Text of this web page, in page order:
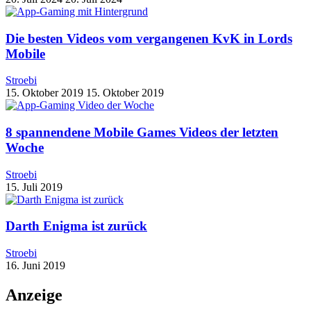
Die besten Videos vom vergangenen KvK in Lords
Mobile
Stroebi
15. Oktober 2019 15. Oktober 2019
8 spannendene Mobile Games Videos der letzten
Woche
Stroebi
15. Juli 2019
Darth Enigma ist zurück
Stroebi
16. Juni 2019
Anzeige